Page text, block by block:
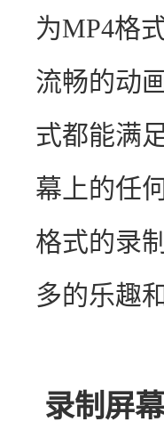
为MP4格
流畅的动
式都能满
幕上的任
格式的录
多的乐趣
录制屏